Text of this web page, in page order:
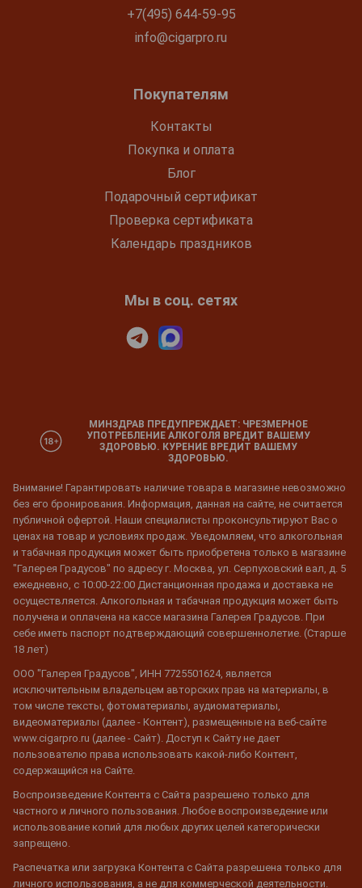
+7(495) 644-59-95
info@cigarpro.ru
Покупателям
Контакты
Покупка и оплата
Блог
Подарочный сертификат
Проверка сертификата
Календарь праздников
Мы в соц. сетях
МИНЗДРАВ ПРЕДУПРЕЖДАЕТ: ЧРЕЗМЕРНОЕ
УПОТРЕБЛЕНИЕ АЛКОГОЛЯ ВРЕДИТ ВАШЕМУ
ЗДОРОВЬЮ. КУРЕНИЕ ВРЕДИТ ВАШЕМУ
ЗДОРОВЬЮ.
Внимание! Гарантировать наличие товара в магазине невозможно
без его бронирования. Информация, данная на сайте, не считается
публичной офертой. Наши специалисты проконсультируют Вас о
ценах на товар и условиях продаж. Уведомляем, что алкогольная
и табачная продукция может быть приобретена только в магазине
"Галерея Градусов" по адресу г. Москва, ул. Серпуховский вал, д. 5
ежедневно, с 10:00-22:00 Дистанционная продажа и доставка не
осуществляется. Алкогольная и табачная продукция может быть
получена и оплачена на кассе магазина Галерея Градусов. При
себе иметь паспорт подтверждающий совершеннолетие. (Старше
18 лет)
ООО "Галерея Градусов", ИНН 7725501624, является
исключительным владельцем авторских прав на материалы, в
том числе тексты, фотоматериалы, аудиоматериалы,
видеоматериалы (далее - Контент), размещенные на веб-сайте
www.cigarpro.ru (далее - Сайт). Доступ к Сайту не дает
пользователю права использовать какой-либо Контент,
содержащийся на Сайте.
Воспроизведение Контента с Сайта разрешено только для
частного и личного пользования. Любое воспроизведение или
использование копий для любых других целей категорически
запрещено.
Распечатка или загрузка Контента с Сайта разрешена только для
личного использования, а не для коммерческой деятельности.